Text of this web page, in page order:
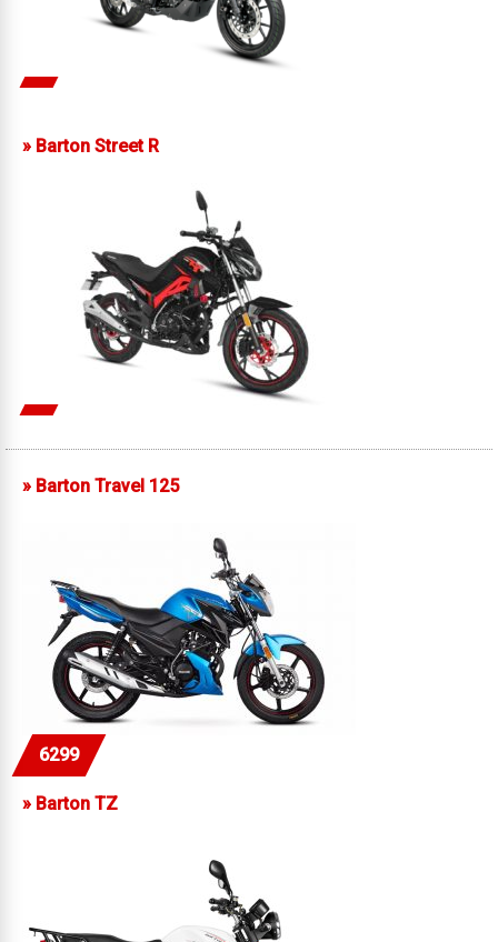
» Barton Street R
» Barton Travel 125
6299
» Barton TZ